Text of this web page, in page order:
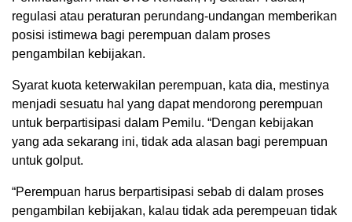
regulasi atau peraturan perundang-undangan memberikan
posisi istimewa bagi perempuan dalam proses
pengambilan kebijakan.
Syarat kuota keterwakilan perempuan, kata dia, mestinya
menjadi sesuatu hal yang dapat mendorong perempuan
untuk berpartisipasi dalam Pemilu. “Dengan kebijakan
yang ada sekarang ini, tidak ada alasan bagi perempuan
untuk golput.
“Perempuan harus berpartisipasi sebab di dalam proses
pengambilan kebijakan, kalau tidak ada perempeuan tidak